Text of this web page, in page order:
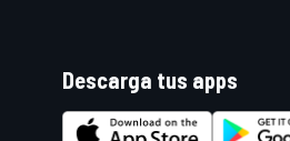
Descarga tus apps